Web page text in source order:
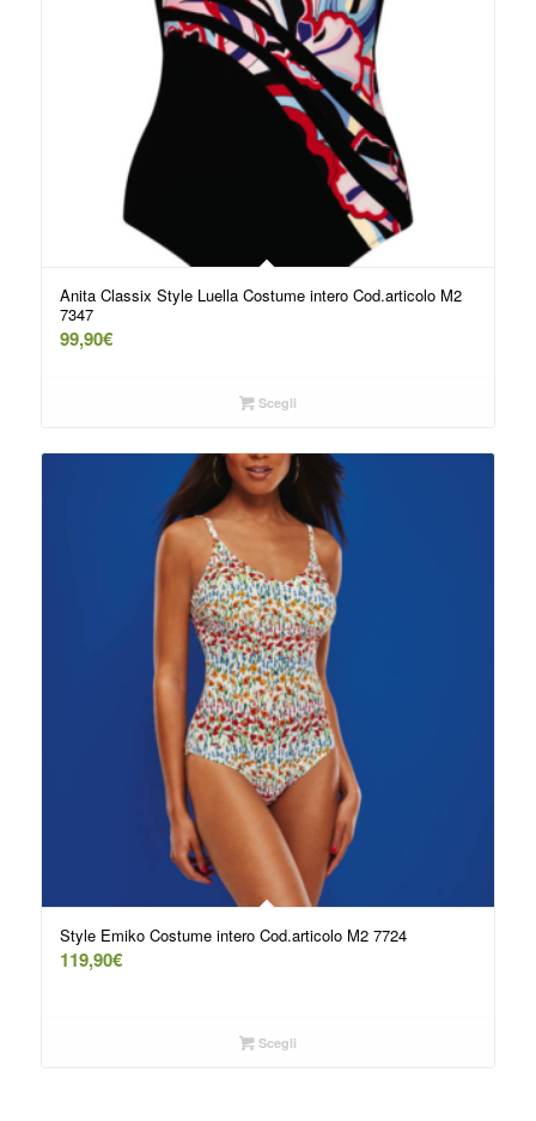
Anita Classix Style Luella Costume intero Cod.articolo M2
7347
99,90€
Scegli
Style Emiko Costume intero Cod.articolo M2 7724
119,90€
Scegli